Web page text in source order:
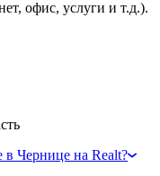
офис, услуги и т.д.).
Чернице на Realt?